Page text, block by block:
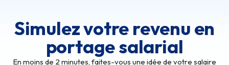
Simulez votre revenu en
portage salarial
En moins de 2 minutes, faites-vous une idée de votre salaire